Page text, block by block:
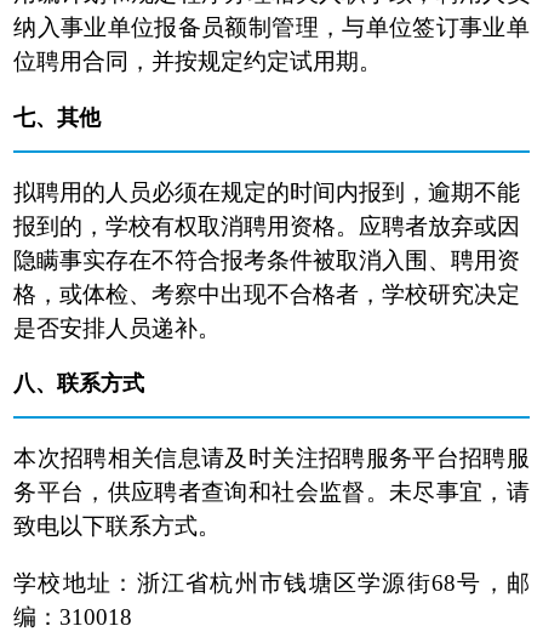
纳入事业单位报备员额制管理，与单位签订事业单
位聘用合同，并按规定约定试用期。
七、其他
拟聘用的人员必须在规定的时间内报到，逾期不能
报到的，学校有权取消聘用资格。应聘者放弃或因
隐瞒事实存在不符合报考条件被取消入围、聘用资
格，或体检、考察中出现不合格者，学校研究决定
是否安排人员递补。
八、联系方式
本次招聘相关信息请及时关注招聘服务平台招聘服
务平台，供应聘者查询和社会监督。未尽事宜，请
致电以下联系方式。
学校地址：浙江省杭州市钱塘区学源街68号，邮
编：310018